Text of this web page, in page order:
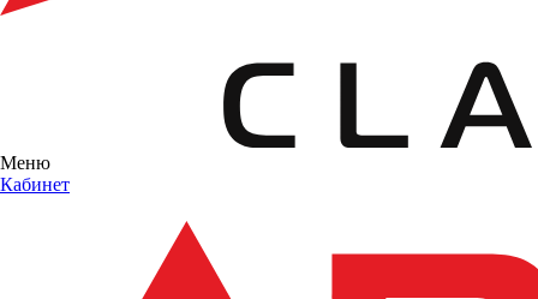
Меню
Кабинет